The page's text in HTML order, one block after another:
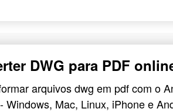
DWG para PDF
arquivos dwg em pdf com o
Windows, Mac, Linux, iPhone e